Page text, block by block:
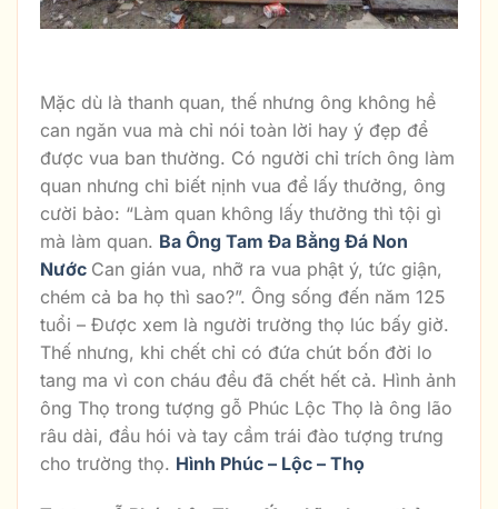
Mặc dù là thanh quan, thế nhưng ông không hề
can ngăn vua mà chỉ nói toàn lời hay ý đẹp để
được vua ban thường. Có người chỉ trích ông làm
quan nhưng chỉ biết nịnh vua để lấy thưởng, ông
cười bảo: “Làm quan không lấy thưởng thì tội gì
mà làm quan. Ba Ông Tam Đa Bằng Đá Non
Nước Can gián vua, nhỡ ra vua phật ý, tức giận,
chém cả ba họ thì sao?”. Ông sống đến năm 125
tuổi – Được xem là người trường thọ lúc bấy giờ.
Thế nhưng, khi chết chỉ có đứa chút bốn đời lo
tang ma vì con cháu đều đã chết hết cả. Hình ảnh
ông Thọ trong tượng gỗ Phúc Lộc Thọ là ông lão
râu dài, đầu hói và tay cầm trái đào tượng trưng
cho trường thọ. Hình Phúc – Lộc – Thọ